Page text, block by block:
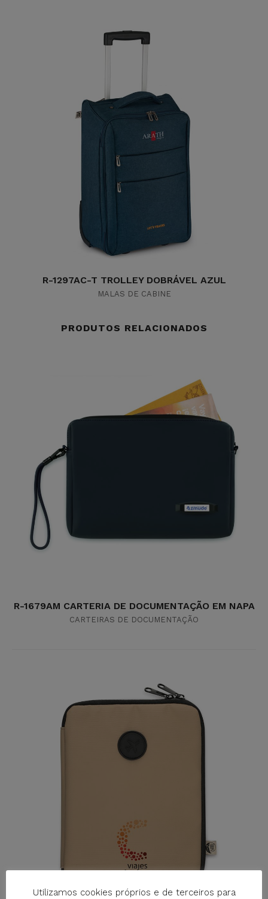
R-1297AC-T TROLLEY DOBRÁVEL AZUL
MALAS DE CABINE
PRODUTOS RELACIONADOS
R-1679AM CARTERIA DE DOCUMENTAÇÃO EM NAPA
CARTEIRAS DE DOCUMENTAÇÃO
Utilizamos cookies próprios e de terceiros para